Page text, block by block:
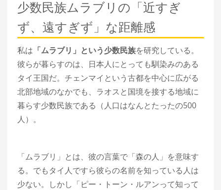
少数民族ムラブリの「近すぎ
ず、遠すぎず」な距離感
私は 「ムラブリ」という少数民族を研究している。
彼らが暮らすのは、日本人にとっても馴染みのある
タイ王国だ。チェンマイという古都を中心に広がる
北部地域のなかでも、ラオスと国境を接する地域に
暮らす少数民族である（人口はなんとたったの500
人）。
「ムラブリ」とは、彼の言葉で「森の人」を意味す
る。でもタイ人ですら彼らの名前を知っている人は
少ない。しかし「ピー・トーン・ルアンって知って